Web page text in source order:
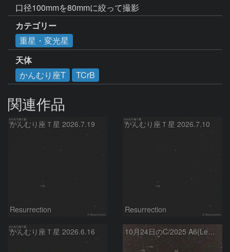
口径100mmを80mmに絞って撮影
カテゴリー
重星・変光星
天体
かんむり座T
TCrB
関連作品
かんむり座Ｔ星 2026.7.19
Resurrection
かんむり座Ｔ星 2026.7.10
Resurrection
かんむり座Ｔ星 2026.6.16 10月24日のC/2025 A6(Lemmon)とT CrB